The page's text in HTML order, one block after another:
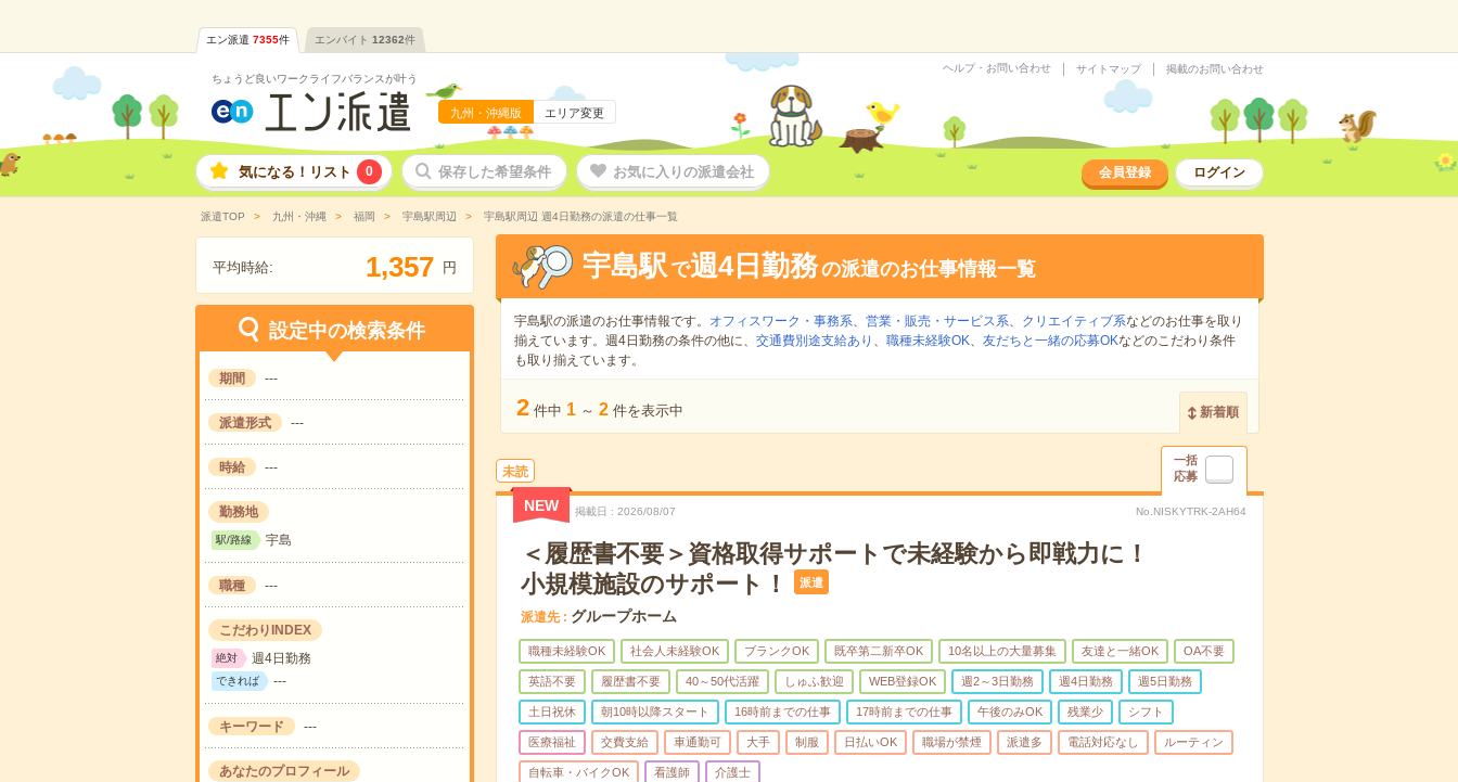
エン派遣 7355件 エンバイト 12362件
ちょうど良いワークライフバランスが叶う
九州・沖縄版 エリア変更
ヘルプ・お問い合わせ サイトマップ 掲載のお問い合わせ
気になる！リスト 0 保存した希望条件 お気に入りの派遣会社 会員登録 ログイン
派遣TOP 九州・沖縄 福岡 宇島駅周辺 宇島駅周辺 週4日勤務の派遣の仕事一覧
平均時給: 1,357 円
設定中の検索条件
期間 ---
派遣形式 ---
時給 ---
勤務地
駅/路線 宇島
職種 ---
こだわりINDEX
絶対 週4日勤務
できれば ---
キーワード ---
あなたのプロフィール
宇島駅 で週4日勤務の派遣のお仕事情報一覧
宇島駅の派遣のお仕事情報です。 オフィスワーク・事務系、 営業・販売・サービス系、 クリエイティブ系などのお仕事を取り
揃えています。週4日勤務の条件の他に、 交通費別途支給あり 、 職種未経験OK、 友だちと一緒の応募OKなどのこだわり条件
も取り揃えています。
2 件中 1 ～ 2 件を表示中 新着順
未読
一括
応募
NEW 掲載日 2026/08/07 No.NISKYTRK-2AH64
＜履歴書不要＞資格取得サポートで未経験から即戦力に！
小規模施設のサポート！
派遣
派遣先 グループホーム
職種未経験OK 社会人未経験OK ブランクOK 既卒第二新卒OK 10名以上の大量募集 友達と一緒OK OA不要
英語不要 履歴書不要 40～50代活躍 しゅふ歓迎 WEB登録OK 週2～3日勤務 週4日勤務 週5日勤務
土日祝休 朝10時以降スタート 16時前までの仕事 17時前までの仕事 午後のみOK 残業少 シフト
医療福祉 交費支給 車通勤可 大手 制服 日払いOK 職場が禁煙 派遣多 電話対応なし ルーティン
自転車・バイクOK 看護師 介護士